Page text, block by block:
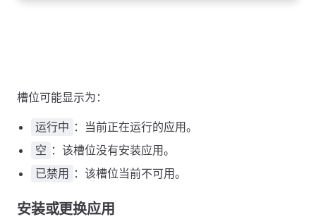
槽位可能显示为：
运行中 ：当前正在运行的应用。
空 ：该槽位没有安装应用。
已禁用 ：该槽位当前不可用。
安装或更换应用